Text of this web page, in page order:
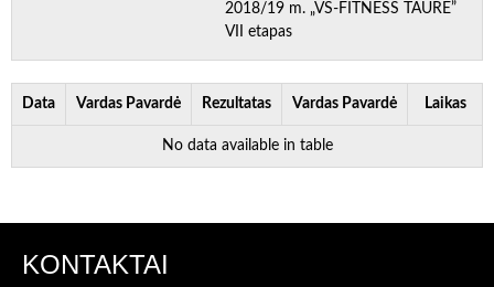
2018/19 m. „VS-FITNESS TAURĖ”
VII etapas
Data Vardas Pavardė Rezultatas Vardas Pavardė Laikas
No data available in table
KONTAKTAI